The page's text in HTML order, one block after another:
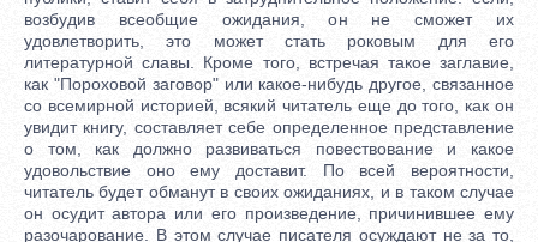
возбудив всеобщие ожидания, он не сможет их
удовлетворить, это может стать роковым для его
литературной славы. Кроме того, встречая такое заглавие,
как "Пороховой заговор" или какое-нибудь другое, связанное
со всемирной историей, всякий читатель еще до того, как он
увидит книгу, составляет себе определенное представление
о том, как должно развиваться повествование и какое
удовольствие оно ему доставит. По всей вероятности,
читатель будет обманут в своих ожиданиях, и в таком случае
он осудит автора или его произведение, причинившее ему
разочарование. В этом случае писателя осуждают не за то,